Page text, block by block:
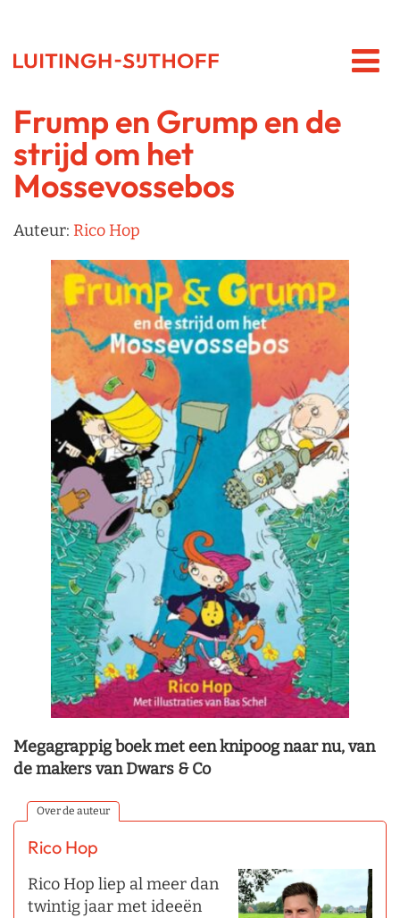
Frump en Grump en de
strijd om het
Mossevossebos
Auteur: Rico Hop
Megagrappig boek met een knipoog naar nu, van
de makers van Dwars & Co
Over de auteur
Rico Hop
Rico Hop liep al meer dan
twintig jaar met ideeën